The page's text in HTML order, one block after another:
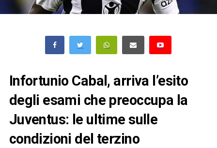
Infortunio Cabal, arriva l’esito
degli esami che preoccupa la
Juventus: le ultime sulle
condizioni del terzino